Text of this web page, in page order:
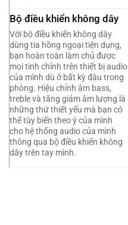
Bộ điều khiển không dây
Với bộ điều khiển không dây
dùng tia hồng ngoại tiện dụng,
bạn hoàn toàn làm chủ được
mọi tinh chỉnh trên thiết bị audio
của mình dù ở bất kỳ đâu trong
phòng. Hiệu chỉnh âm bass,
treble và tăng giảm âm lượng là
những thứ thiết yếu mà bạn có
thể tùy biến theo ý của mình
cho hệ thống audio của mình
thông qua bộ điều khiển không
dây trên tay mình.